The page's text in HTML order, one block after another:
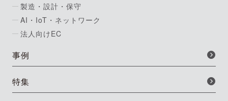
製造・設計・保守
AI・IoT・ネットワーク
法人向けEC
事例
特集